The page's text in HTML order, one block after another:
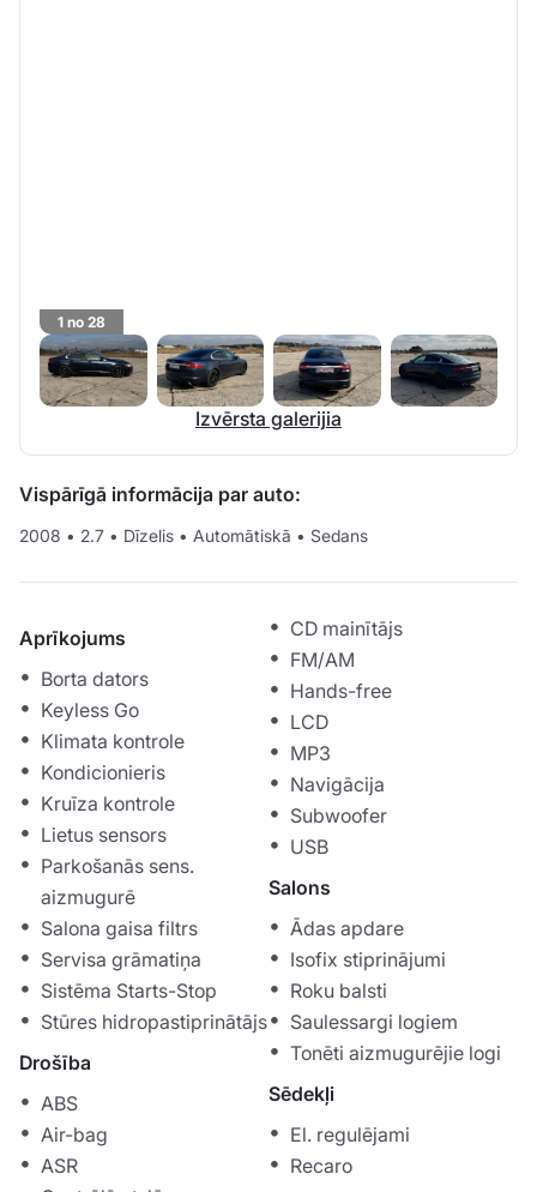
1 no 28
Izvērsta galerijia
Vispārīgā informācija par auto:
2008 • 2.7 • Dīzelis • Automātiskā • Sedans
Aprīkojums
Borta dators
Keyless Go
Klimata kontrole
Kondicionieris
Kruīza kontrole
Lietus sensors
Parkošanās sens.
aizmugurē
Salona gaisa filtrs
Servisa grāmatiņa
Sistēma Starts-Stop
Stūres hidropastiprinātājs
Drošība
ABS
Air-bag
ASR
CD mainītājs
FM/AM
Hands-free
LCD
MP3
Navigācija
Subwoofer
USB
Salons
Ādas apdare
Isofix stiprinājumi
Roku balsti
Saulessargi logiem
Tonēti aizmugurējie logi
Sēdekļi
El. regulējami
Recaro